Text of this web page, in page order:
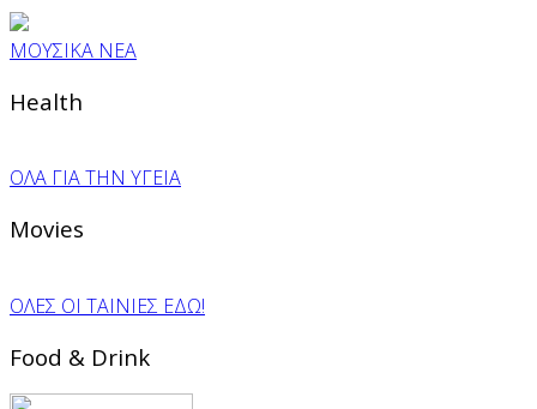
ΜΟΥΣΙΚΑ ΝΕΑ
Health
ΟΛΑ ΓΙΑ ΤΗΝ ΥΓΕΙΑ
Movies
ΟΛΕΣ ΟΙ ΤΑΙΝΙΕΣ ΕΔΩ!
Food & Drink